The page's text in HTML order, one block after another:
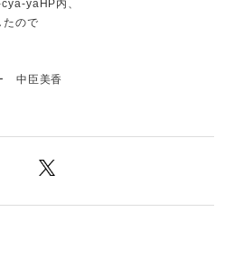
yaHP内、
ので
中臣美香